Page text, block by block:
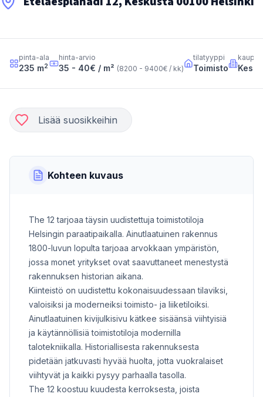
pinta-ala
235 m2
hinta-arvio
35 - 40€ / m² (8200 - 9400€ / kk)
tilatyyppi
Toimisto
Lisää suosikkeihin
Kohteen kuvaus
The 12 tarjoaa täysin uudistettuja toimistotiloja
Helsingin paraatipaikalla. Ainutlaatuinen rakennus
1800-luvun lopulta tarjoaa arvokkaan ympäristön,
jossa monet yritykset ovat saavuttaneet menestystä
rakennuksen historian aikana.
Kiinteistö on uudistettu kokonaisuudessaan tilaviksi,
valoisiksi ja moderneiksi toimisto- ja liiketiloiksi.
Ainutlaatuinen kivijulkisivu kätkee sisäänsä viihtyisiä
ja käytännöllisiä toimistotiloja modernilla
talotekniikalla. Historiallisesta rakennuksesta
pidetään jatkuvasti hyvää huolta, jotta vuokralaiset
viihtyvät ja kaikki pysyy parhaalla tasolla.
The 12 koostuu kuudesta kerroksesta, joista